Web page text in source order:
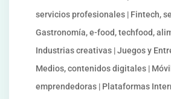
servicios profesionales | Fintech,
Gastronomía, e-food, techfood,
Industrias creativas | Juegos y
Medios, contenidos digitales |
emprendedoras | Plataformas